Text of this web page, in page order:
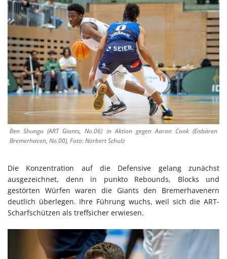
Ben Shungu (ART Giants, No.06) in Aktion gegen Aaron Cook (Eisbären
Bremerhaven, No.00), Foto: Norbert Schulz
Die Konzentration auf die Defensive gelang zunächst
ausgezeichnet, denn in punkto Rebounds, Blocks und
gestörten Würfen waren die Giants den Bremerhavenern
deutlich überlegen. Ihre Führung wuchs, weil sich die ART-
Scharfschützen als treffsicher erwiesen.